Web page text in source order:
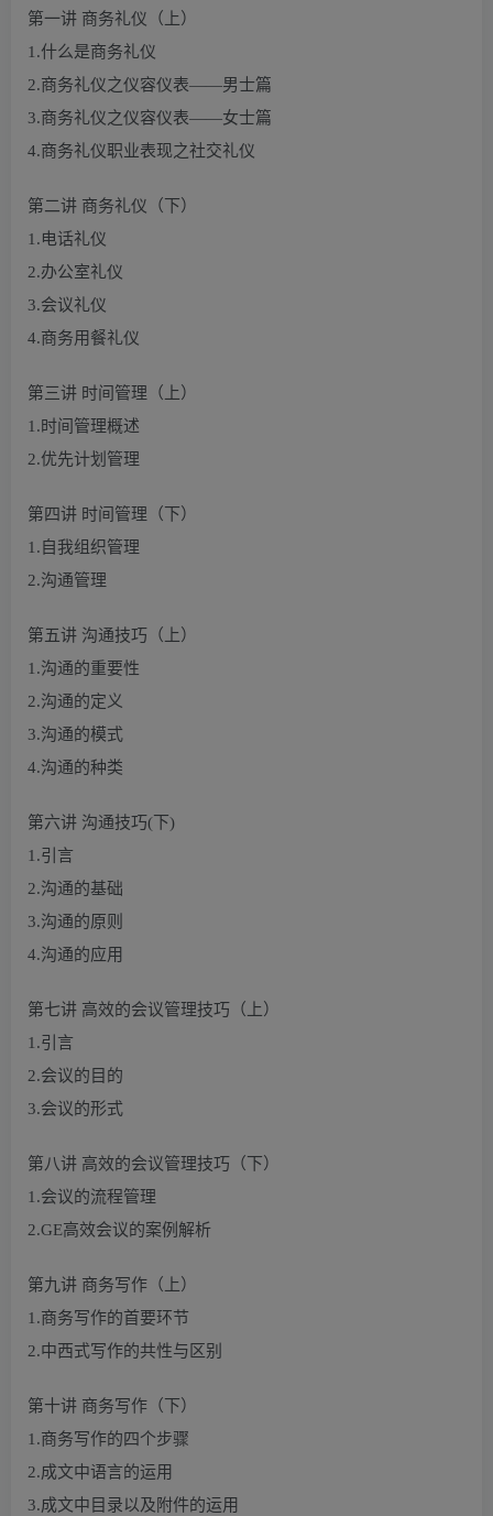
第一讲 商务礼仪（上）
1.什么是商务礼仪
2.商务礼仪之仪容仪表——男士篇
3.商务礼仪之仪容仪表——女士篇
4.商务礼仪职业表现之社交礼仪
第二讲 商务礼仪（下）
1.电话礼仪
2.办公室礼仪
3.会议礼仪
4.商务用餐礼仪
第三讲 时间管理（上）
1.时间管理概述
2.优先计划管理
第四讲 时间管理（下）
1.自我组织管理
2.沟通管理
第五讲 沟通技巧（上）
1.沟通的重要性
2.沟通的定义
3.沟通的模式
4.沟通的种类
第六讲 沟通技巧(下)
1.引言
2.沟通的基础
3.沟通的原则
4.沟通的应用
第七讲 高效的会议管理技巧（上）
1.引言
2.会议的目的
3.会议的形式
第八讲 高效的会议管理技巧（下）
1.会议的流程管理
2.GE高效会议的案例解析
第九讲 商务写作（上）
1.商务写作的首要环节
2.中西式写作的共性与区别
第十讲 商务写作（下）
1.商务写作的四个步骤
2.成文中语言的运用
3.成文中目录以及附件的运用